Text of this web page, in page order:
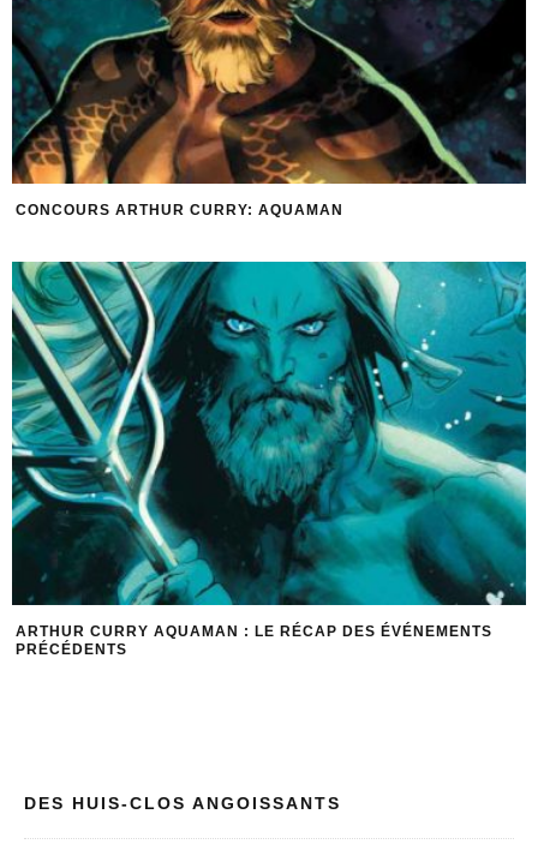
CONCOURS ARTHUR CURRY: AQUAMAN
ARTHUR CURRY AQUAMAN : LE RÉCAP DES ÉVÉNEMENTS
PRÉCÉDENTS
DES HUIS-CLOS ANGOISSANTS